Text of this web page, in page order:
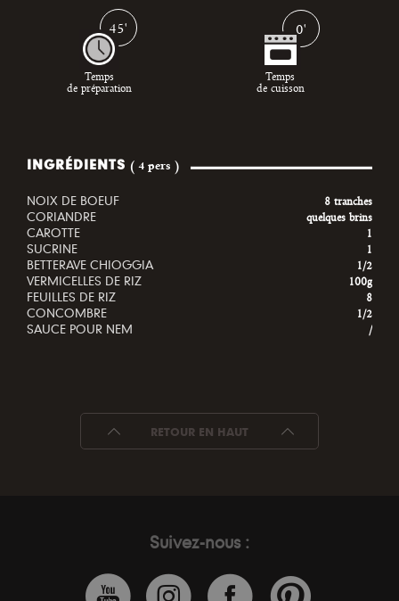
45'
Temps
de préparation
0'
Temps
de cuisson
INGRÉDIENTS ( 4 pers )
NOIX DE BOEUF 8 tranches
CORIANDRE quelques brins
CAROTTE 1
SUCRINE 1
BETTERAVE CHIOGGIA 1/2
VERMICELLES DE RIZ 100g
FEUILLES DE RIZ 8
CONCOMBRE 1/2
SAUCE POUR NEM /
RETOUR EN HAUT
Suivez-nous :